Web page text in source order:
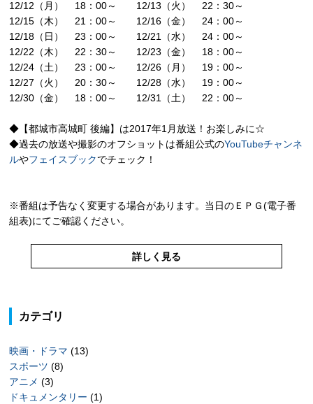
12/12（月） 18：00～ 12/13（火） 22：30～
12/15（木） 21：00～ 12/16（金） 24：00～
12/18（日） 23：00～ 12/21（水） 24：00～
12/22（木） 22：30～ 12/23（金） 18：00～
12/24（土） 23：00～ 12/26（月） 19：00～
12/27（火） 20：30～ 12/28（水） 19：00～
12/30（金） 18：00～ 12/31（土） 22：00～
◆【都城市高城町 後編】は2017年1月放送！お楽しみに☆
◆過去の放送や撮影のオフショットは番組公式のYouTubeチャンネ
ルやフェイスブックでチェック！
※番組は予告なく変更する場合があります。当日のＥＰＧ(電子番
組表)にてご確認ください。
詳しく見る
カテゴリ
映画・ドラマ (13)
スポーツ (8)
アニメ (3)
ドキュメンタリー (1)